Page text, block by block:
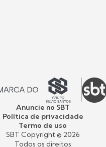
Anuncie no SBT
Política de privacidade
Termo de uso
SBT Copyright © 2026
Todos os direitos